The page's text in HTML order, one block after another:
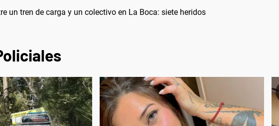
un tren de carga y un colectivo en La Boca: siete heridos